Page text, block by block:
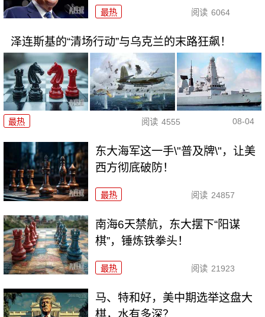
最热 阅读 6064
泽连斯基的“清场行动”与乌克兰的末路狂飙！
最热 阅读 4555 08-04
东大海军这一手\"普及牌\"，让美
西方彻底破防！
最热 阅读 24857
南海6天禁航，东大摆下“阳谋
棋”，锤炼铁拳头！
最热 阅读 21923
马、特和好，美中期选举这盘大
棋，水有多深？